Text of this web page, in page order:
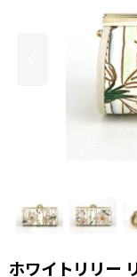
ホワイトリリー